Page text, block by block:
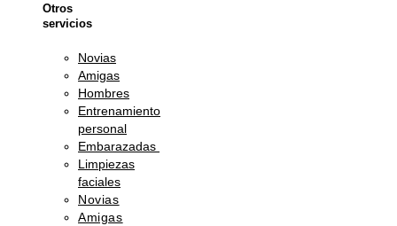
Otros
servicios
Novias
Amigas
Hombres
Entrenamiento
personal
Embarazadas
Limpiezas
faciales
Novias
Amigas